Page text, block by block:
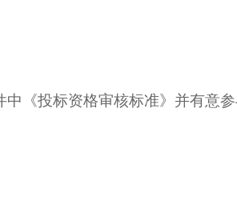
《投标资格审核标准》并有意